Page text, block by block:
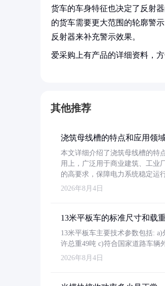
货车的车身特征也决定了反射
的货车需要更大范围的轮廓警
反射器来补充警示效果。
爱采购上有产品的详细资料，
其他推荐
浇筑母线槽的特点和应用领
本文详细介绍了浇筑母线槽的特
用上，广泛用于商业建筑、工业
的高要求，保障电力系统稳定运行
2026年8月4日
13米平板车的标准尺寸和载
13米平板车主要技术参数包括:
许总重49吨 c)符合国家道路车辆
2026年8月4日